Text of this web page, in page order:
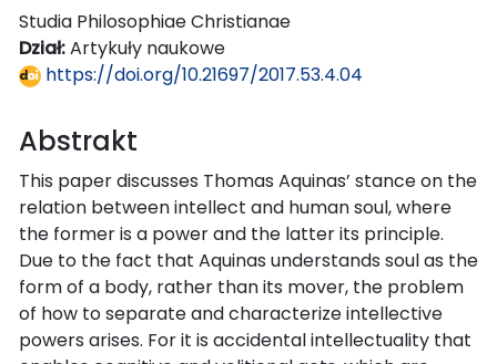
Studia Philosophiae Christianae
Dział:Artykuły naukowe
https://doi.org/10.21697/2017.53.4.04
Abstrakt
This paper discusses Thomas Aquinas’ stance on the
relation between intellect and human soul, where
the former is a power and the latter its principle.
Due to the fact that Aquinas understands soul as the
form of a body, rather than its mover, the problem
of how to separate and characterize intellective
powers arises. For it is accidental intellectuality that